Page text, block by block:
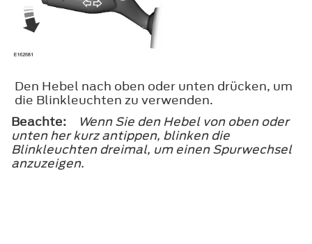
Den Hebel nach oben oder unten drücken, um
die Blinkleuchten zu verwenden.
Beachte:
Wenn Sie den Hebel von oben oder
unten her kurz antippen, blinken die
Blinkleuchten dreimal, um einen Spurwechsel
anzuzeigen.